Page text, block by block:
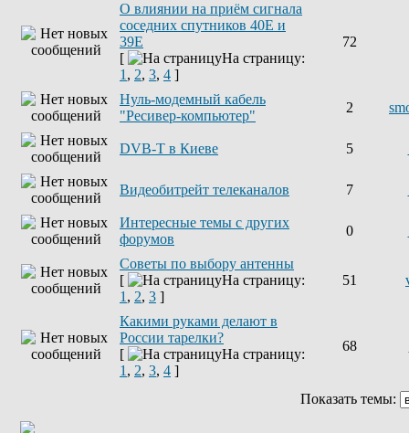
О влиянии на приём сигнала
соседних спутников 40E и
39E
[
На страницу:
1 , 2, 3, 4 ]
72
Нуль-модемный кабель
"Ресивер-компьютер"
2
DVB-T в Киеве 5
Видеобитрейт телеканалов 7
Интересные темы с других
форумов
0
Советы по выбору антенны
[
На страницу:
1 , 2, 3 ]
51
Какими руками делают в
России тарелки?
[
На страницу:
1 , 2, 3, 4 ]
68
Показать темы: